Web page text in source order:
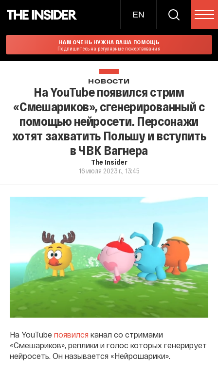
EN
НАМ ОЧЕНЬ НУЖНА ВАША ПОМОЩЬ
Подпишитесь на регулярные пожертвования
НОВОСТИ
На YouTube появился стрим
«Смешариков», сгенерированный с
помощью нейросети. Персонажи
хотят захватить Польшу и вступить
в ЧВК Вагнера
The Insider
16 июля 2023 г., 13:45
На YouTube появился канал со стримами
«Смешариков», реплики и голос которых генерирует
нейросеть. Он называется «Нейрошарики».